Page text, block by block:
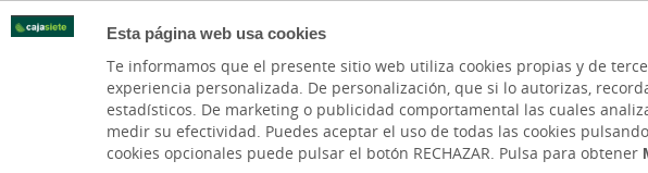
Esta página web usa cookies
Te informamos que el presente sitio web utiliza cookies propias y de
experiencia personalizada. De personalización, que si lo autorizas,
estadísticos. De marketing o publicidad comportamental las cuales
medir su efectividad. Puedes aceptar el uso de todas las cookies
cookies opcionales puede pulsar el botón RECHAZAR. Pulsa para obtener
PARTICULARES BANCA PRIVADA